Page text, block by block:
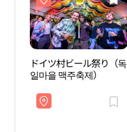
ドイツ村ビール祭り（독
일마을 맥주축제）